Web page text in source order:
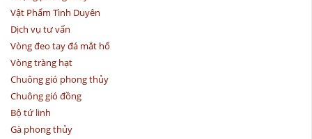
Vật Phẩm Tình Duyên
Dịch vụ tư vấn
Vòng đeo tay đá mắt hổ
Vòng tràng hạt
Chuông gió phong thủy
Chuông gió đồng
Bộ tứ linh
Gà phong thủy